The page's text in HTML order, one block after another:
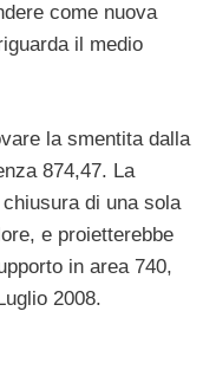
come nuova
il medio
la smentita dalla
874,47. La
di una sola
e proietterebbe
in area 740,
2008.